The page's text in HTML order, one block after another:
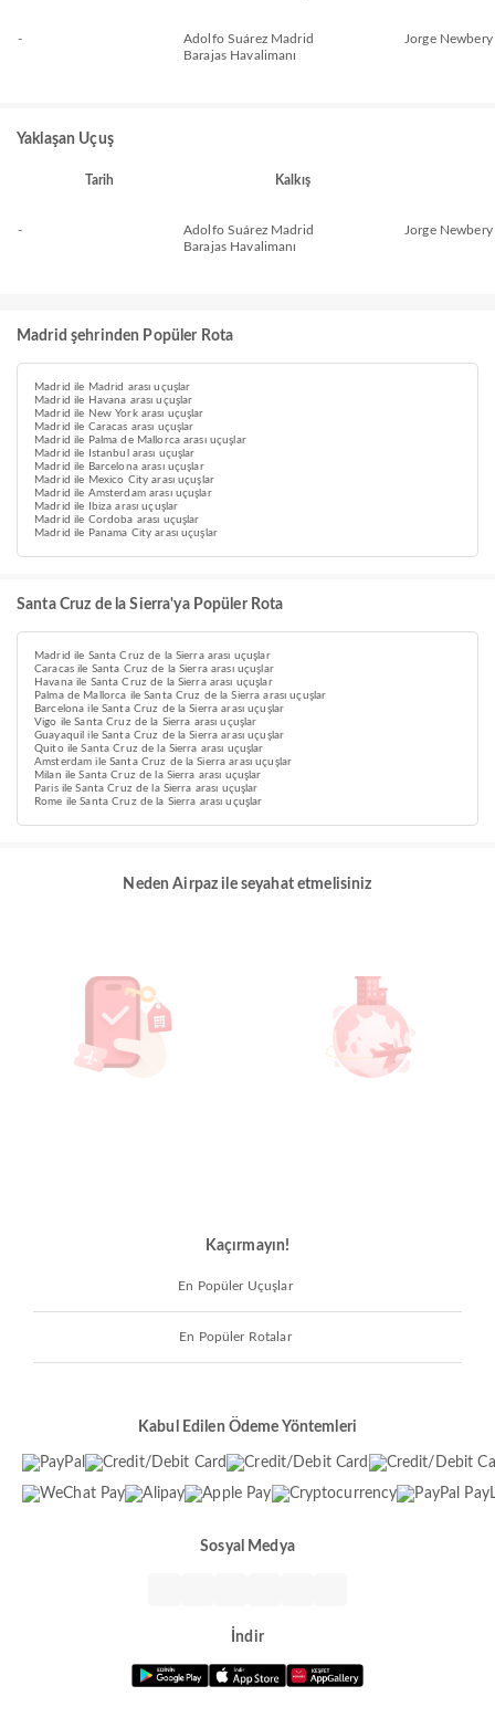
-
Adolfo Suárez Madrid
Barajas Havalimanı
Jorge
Yaklaşan Uçuş
Tarih Kalkış
-
Adolfo Suárez Madrid
Barajas Havalimanı
Jorge
Madrid şehrinden Popüler Rota
Madrid ile Madrid arası uçuşlar
Madrid ile Havana arası uçuşlar
Madrid ile New York arası uçuşlar
Madrid ile Caracas arası uçuşlar
Madrid ile Palma de Mallorca arası uçuşlar
Madrid ile Istanbul arası uçuşlar
Madrid ile Barcelona arası uçuşlar
Madrid ile Mexico City arası uçuşlar
Madrid ile Amsterdam arası uçuşlar
Madrid ile Ibiza arası uçuşlar
Madrid ile Cordoba arası uçuşlar
Madrid ile Panama City arası uçuşlar
Santa Cruz de la Sierra'ya Popüler Rota
Madrid ile Santa Cruz de la Sierra arası uçuşlar
Caracas ile Santa Cruz de la Sierra arası uçuşlar
Havana ile Santa Cruz de la Sierra arası uçuşlar
Palma de Mallorca ile Santa Cruz de la Sierra arası uçuşlar
Barcelona ile Santa Cruz de la Sierra arası uçuşlar
Vigo ile Santa Cruz de la Sierra arası uçuşlar
Guayaquil ile Santa Cruz de la Sierra arası uçuşlar
Quito ile Santa Cruz de la Sierra arası uçuşlar
Amsterdam ile Santa Cruz de la Sierra arası uçuşlar
Milan ile Santa Cruz de la Sierra arası uçuşlar
Paris ile Santa Cruz de la Sierra arası uçuşlar
Rome ile Santa Cruz de la Sierra arası uçuşlar
Neden Airpaz ile seyahat etmelisiniz
Kaçırmayın!
En Popüler Uçuşlar
En Popüler Rotalar
Kabul Edilen Ödeme Yöntemleri
Sosyal Medya
İndir